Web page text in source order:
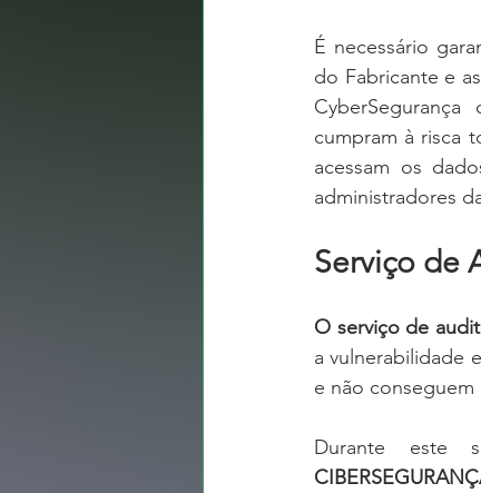
É necessário
do Fabricante e
cumpram à risca
acessam os
administradores
Serviço de
O serviço de
a vulnerabilidade
e não conseguem
Durante este